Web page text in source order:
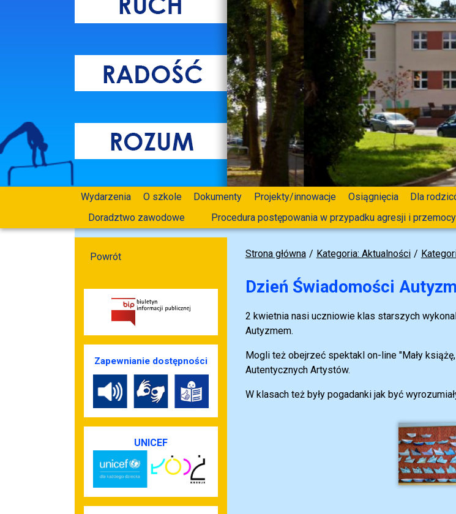
Wydarzenia O szkole Dokumenty Projekty/innowacje Osiągnięcia Dla
Doradztwo zawodowe
Procedura postępowania w przypadku agresji i
Strona główna Kategoria: Aktualności
Dzień Świadomości
2 kwietnia nasi uczniowie klas starszych
Autyzmem.
Mogli też obejrzeć spektakl on-line "Mały
Autentycznych Artystów.
W klasach też były pogadanki jak być
Powrót
Zapewnianie dostępności
UNICEF